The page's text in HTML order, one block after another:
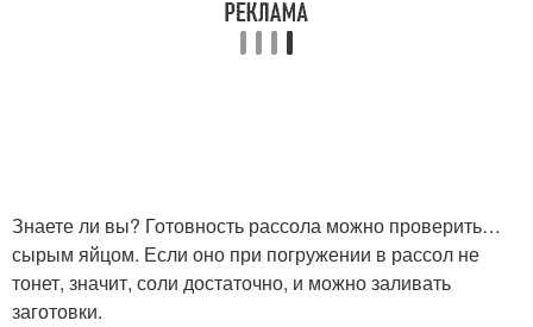
Знаете ли вы? Готовность рассола можно проверить…
сырым яйцом. Если оно при погружении в рассол не
тонет, значит, соли достаточно, и можно заливать
заготовки.